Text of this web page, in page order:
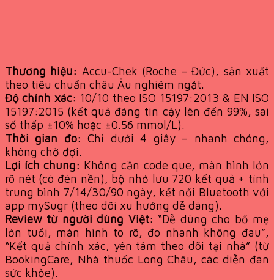
Thương hiệu: Accu-Chek (Roche – Đức), sản xuất
theo tiêu chuẩn châu Âu nghiêm ngặt.
Độ chính xác: 10/10 theo ISO 15197:2013 & EN ISO
15197:2015 (kết quả đáng tin cậy lên đến 99%, sai
số thấp ±10% hoặc ±0.56 mmol/L).
Thời gian đo: Chỉ dưới 4 giây – nhanh chóng,
không chờ đợi.
Lợi ích chung: Không cần code que, màn hình lớn
rõ nét (có đèn nền), bộ nhớ lưu 720 kết quả + tính
trung bình 7/14/30/90 ngày, kết nối Bluetooth với
app mySugr (theo dõi xu hướng dễ dàng).
Review từ người dùng Việt: “Dễ dùng cho bố mẹ
lớn tuổi, màn hình to rõ, đo nhanh không đau”,
“Kết quả chính xác, yên tâm theo dõi tại nhà” (từ
BookingCare, Nhà thuốc Long Châu, các diễn đàn
sức khỏe).